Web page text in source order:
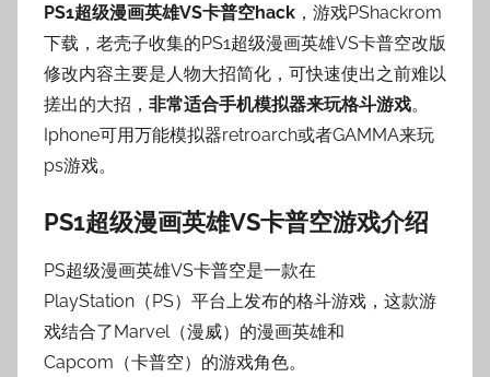
老
壳
子
PS1超级漫画英雄VS卡普空hack ，游戏PShackrom
下载，老壳子收集的PS1超级漫画英雄VS卡普空改版
修改内容主要是人物大招简化，可快速使出之前难以
搓出的大招， 非常适合手机模拟器来玩格斗游戏。
Iphone可用万能模拟器retroarch或者GAMMA来玩
ps游戏。
PS1超级漫画英雄VS卡普空游戏介绍
PS超级漫画英雄VS卡普空是一款在
PlayStation（PS）平台上发布的格斗游戏，这款游
戏结合了Marvel（漫威）的漫画英雄和
Capcom（卡普空）的游戏角色。